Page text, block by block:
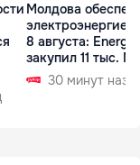
Молдова
электроэнергией
8 августа:
закупил 11 тыс.
30 минут